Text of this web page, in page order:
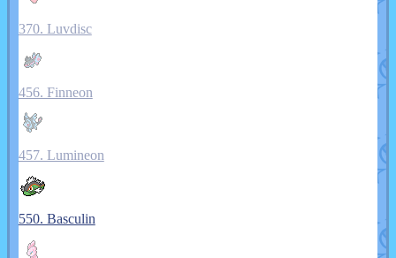
370. Luvdisc
456. Finneon
457. Lumineon
550. Basculin